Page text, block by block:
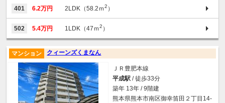
401 6.2万円 2LDK（58.2ｍ2 ）
502 5.4万円 1LDK（47ｍ2 ）
クィーンズくまなん
マンション
ＪＲ豊肥本線
平成駅 / 徒歩33分
築年 13年 / 9階建
熊本県熊本市南区御幸笛田２丁目14-